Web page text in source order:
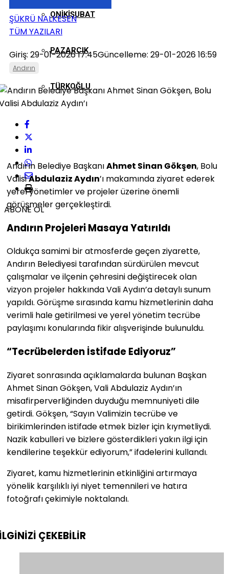
ONIKIŞUBAT
PAZARCIK
TÜRKOĞLU
ŞÜKRÜ NALKESEN
TÜM YAZILARI
Giriş: 29-01-2026 17:45Güncelleme: 29-01-2026 16:59
Andırın
ABONE OL
Andırın Belediye BaşkanıAhmet Sinan Gökşen, Bolu
ValisiAbdulaziz Aydın’ı makamında ziyaret ederek
yerel yönetimler ve projeler üzerine önemli
görüşmeler gerçekleştirdi.
Andırın Projeleri Masaya Yatırıldı
Oldukça samimi bir atmosferde geçen ziyarette,
Andırın Belediyesi tarafından sürdürülen mevcut
çalışmalar ve ilçenin çehresini değiştirecek olan
vizyon projeler hakkında Vali Aydın’a detaylı sunum
yapıldı. Görüşme sırasında kamu hizmetlerinin daha
verimli hale getirilmesi ve yerel yönetim tecrübe
paylaşımı konularında fikir alışverişinde bulunuldu.
“Tecrübelerden İstifade Ediyoruz”
Ziyaret sonrasında açıklamalarda bulunan Başkan
Ahmet Sinan Gökşen, Vali Abdulaziz Aydın’ın
misafirperverliğinden duyduğu memnuniyeti dile
getirdi. Gökşen, “Sayın Valimizin tecrübe ve
birikimlerinden istifade etmek bizler için kıymetliydi.
Nazik kabulleri ve bizlere gösterdikleri yakın ilgi için
kendilerine teşekkür ediyorum,” ifadelerini kullandı.
Ziyaret, kamu hizmetlerinin etkinliğini artırmaya
yönelik karşılıklı iyi niyet temennileri ve hatıra
fotoğrafı çekimiyle noktalandı.
ÇEKEBİLİR